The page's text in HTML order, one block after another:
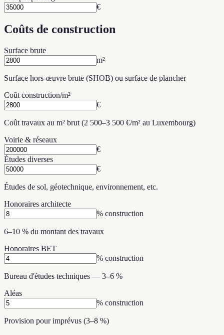
€
Coûts de construction
Surface brute
m²
Surface hors-œuvre brute (SHOB) ou surface de plancher
Coût construction/m²
€
Coût travaux au m² brut (2 500–3 500 €/m² au Luxembourg)
Voirie & réseaux
€
Études diverses
€
Études de sol, géotechnique, environnement, etc.
Honoraires architecte
% construction
6–10 % du montant des travaux
Honoraires BET
% construction
Bureau d'études techniques — 3–6 %
Aléas
% construction
Provision pour imprévus (3–8 %)